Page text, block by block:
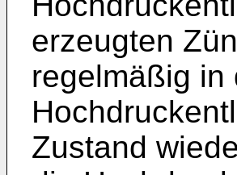
erzeugten
regelmäßig in
Zustand